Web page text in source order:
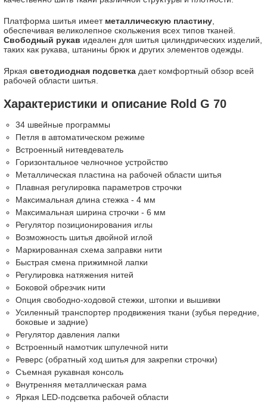
Платформа шитья имеет металлическую пластину
обеспечивая великолепное скольжения всех типов тканей.
Свободный рукав идеален для шитья цилиндрических изделий,
таких как рукава, штанины брюк и других элементов одежды.
Яркая светодиодная подсветка дает комфортный обзор всей
рабочей области шитья.
Характеристики и описание Rold G 70
34 швейные программы
Петля в автоматическом режиме
Встроенный нитевдеватель
Горизонтальное челночное устройство
Металлическая пластина на рабочей области шитья
Плавная регулировка параметров строчки
Максимальная длина стежка - 4 мм
Максимальная ширина строчки - 6 мм
Регулятор позиционирования иглы
Возможность шитья двойной иглой
Маркированная схема заправки нити
Быстрая смена прижимной лапки
Регулировка натяжения нитей
Боковой обрезчик нити
Опция свободно-ходовой стежки, штопки и вышивки
Усиленный транспортер продвижения ткани (зубья передние,
боковые и задние)
Регулятор давления лапки
Встроенный намотчик шпулечной нити
Реверс (обратный ход шитья для закрепки строчки)
Съемная рукавная консоль
Внутренняя металлическая рама
Яркая LED-подсветка рабочей области